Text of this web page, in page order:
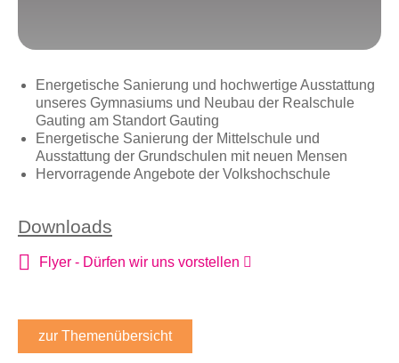
Energetische Sanierung und hochwertige Ausstattung
unseres Gymnasiums und Neubau der Realschule
Gauting am Standort Gauting
Energetische Sanierung der Mittelschule und
Ausstattung der Grundschulen mit neuen Mensen
Hervorragende Angebote der Volkshochschule
Downloads
Flyer - Dürfen wir uns vorstellen
zur Themenübersicht